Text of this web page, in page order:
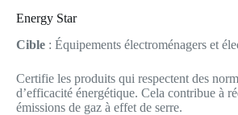
Energy Star
Cible : Équipements électroménagers et
Certifie les produits qui respectent des
d’efficacité énergétique. Cela contribue à
émissions de gaz à effet de serre.